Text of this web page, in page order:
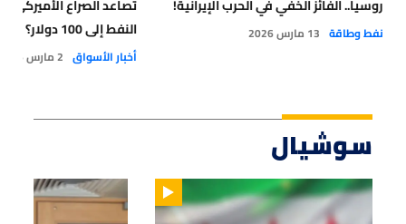
روسيا.. الفائز الخفي في الحرب الإيرانية!
نفط وطاقة 13 مارس 2026
تصاعد الصراع الأميركي
النفط إلى 100 دولار؟
أخبار الأسواق 2 مارس 2026
سوشيال